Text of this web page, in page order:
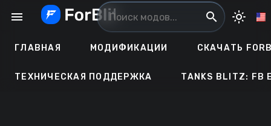
menu search light_mode
ГЛАВНАЯ МОДИФИКАЦИИ СКАЧАТЬ
ТЕХНИЧЕСКАЯ ПОДДЕРЖКА TANKS BLITZ: FB